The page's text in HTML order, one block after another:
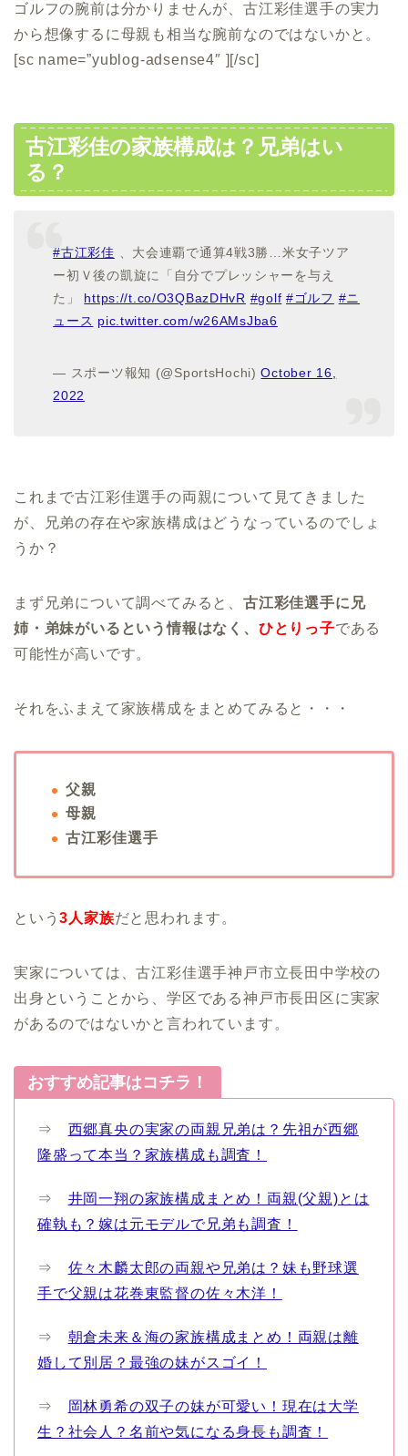
ゴルフの腕前は分かりませんが、古江彩佳選手の実力
から想像するに母親も相当な腕前なのではないかと。
[sc name=”yublog-adsense4″ ][/sc]
古江彩佳の家族構成は？兄弟はい
る？
#古江彩佳 、大会連覇で通算4戦3勝…米女子ツア
ー初Ｖ後の凱旋に「自分でプレッシャーを与え
た」 https://t.co/O3QBazDHvR #golf #ゴルフ #ニ
ュース pic.twitter.com/w26AMsJba6
— スポーツ報知 (@SportsHochi)October 16,
2022
これまで古江彩佳選手の両親について見てきました
が、兄弟の存在や家族構成はどうなっているのでしょ
うか？
まず兄弟について調べてみると、 古江彩佳選手に兄
姉・弟妹がいるという情報はなく、 ひとりっ子である
可能性が高いです。
それをふまえて家族構成をまとめてみると・・・
父親
母親
古江彩佳選手
という3人家族だと思われます。
実家については、古江彩佳選手神戸市立長田中学校の
出身ということから、学区である神戸市長田区に実家
があるのではないかと言われています。
おすすめ記事はコチラ！
⇒ 西郷真央の実家の両親兄弟は？先祖が西郷
隆盛って本当？家族構成も調査！
⇒ 井岡一翔の家族構成まとめ！両親(父親)とは
確執も？嫁は元モデルで兄弟も調査！
⇒ 佐々木麟太郎の両親や兄弟は？妹も野球選
手で父親は花巻東監督の佐々木洋！
⇒ 朝倉未来＆海の家族構成まとめ！両親は離
婚して別居？最強の妹がスゴイ！
⇒
岡林勇希の双子の妹が可愛い！現在は大学
生？社会人？名前や気になる身長も調査！